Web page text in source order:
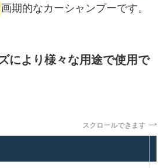
画期的なカーシャンプーです。
により様々な用途で使用で
スクロールできます